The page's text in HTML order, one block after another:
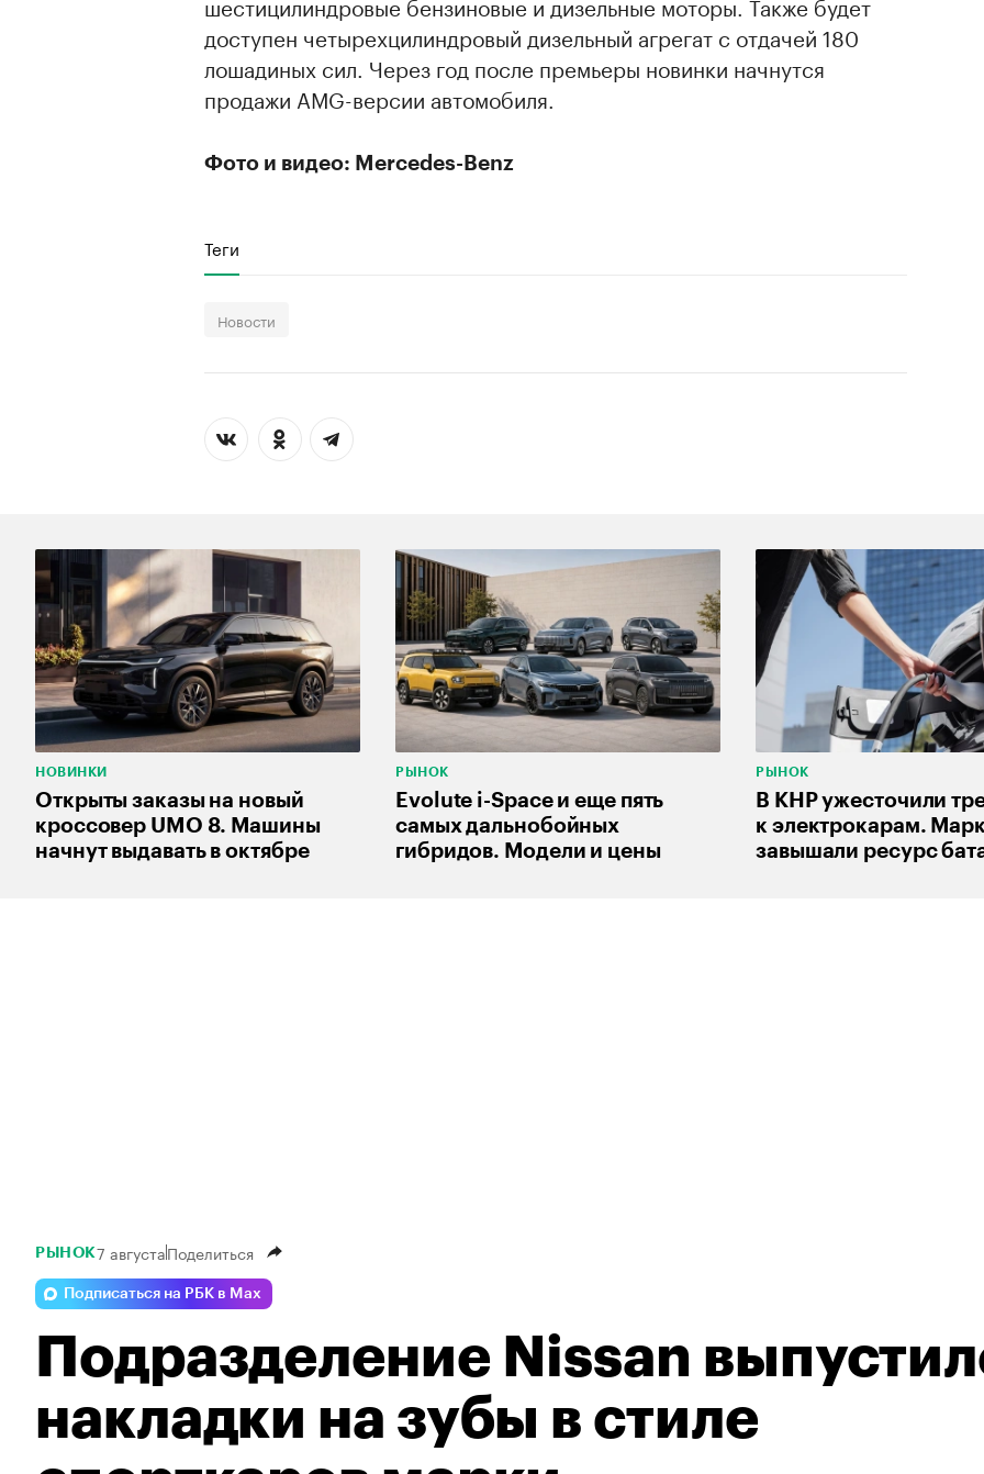
доступен четырехцилиндровый дизельный агрегат с отдачей 180
лошадиных сил. Через год после премьеры новинки начнутся
продажи AMG-версии автомобиля.
Фото и видео: Mercedes-Benz
00:00 00:00
Теги
Новости
НОВИНКИ
Открыты заказы на новый
кроссовер UMO 8. Машины
начнут выдавать в октябре
РЫНОК
Evolute i-Space и еще пять
самых дальнобойных
гибридов. Модели и цены
РЫНОК
В КНР ужесточили
к электрокарам.
завышали ресурс
РЫНОК7 августаПоделиться
Подписаться на РБК в Max
Подразделение Nissan
накладки на зубы в стиле